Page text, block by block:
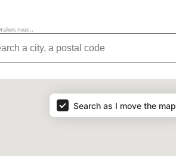
near...
Search as I move the map